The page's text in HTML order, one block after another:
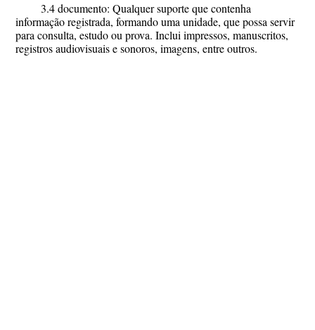
3.4 documento: Qualquer suporte que contenha
informação registrada, formando uma unidade, que possa servir
para consulta, estudo ou prova. Inclui impressos, manuscritos,
registros audiovisuais e sonoros, imagens, entre outros.